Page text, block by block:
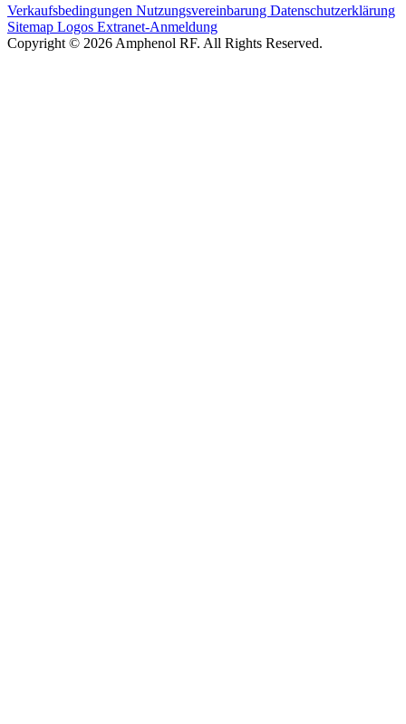
Verkaufsbedingungen Nutzungsvereinbarung Datenschutzerklärung
Sitemap Logos Extranet-Anmeldung
Copyright © 2026 Amphenol RF. All Rights Reserved.